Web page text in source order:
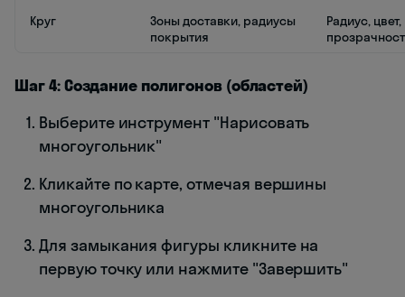
Круг
Зоны доставки, радиусы
покрытия
Радиус, цвет,
Шаг 4: Создание полигонов (областей)
Выберите инструмент "Нарисовать
многоугольник"
Кликайте по карте, отмечая вершины
многоугольника
Для замыкания фигуры кликните на
первую точку или нажмите "Завершить"